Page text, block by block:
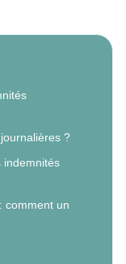
?
indemnités
comment un